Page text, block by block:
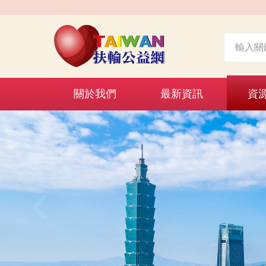
關於我們 最新資訊 資
‹